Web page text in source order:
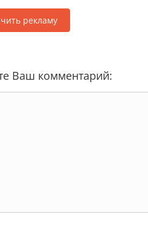
рекламу
Ваш комментарий: